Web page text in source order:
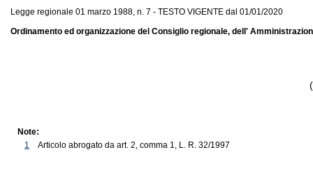
Legge regionale 01 marzo 1988, n. 7 - TESTO VIGENTE dal 01/01/2020
Ordinamento ed organizzazione del Consiglio regionale, dell'
Note:
1
Articolo abrogato da art. 2, comma 1, L. R. 32/1997